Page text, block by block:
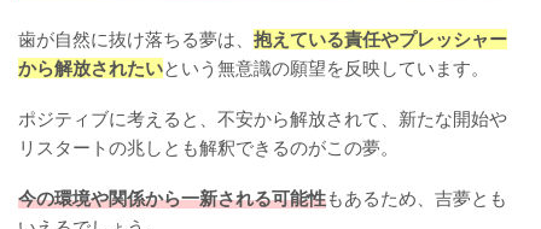
歯が自然に抜け落ちる夢は、 抱えている責任やプレッシャー
から解放されたいという無意識の願望を反映しています。
ポジティブに考えると、不安から解放されて、新たな開始や
リスタートの兆しとも解釈できるのがこの夢。
今の環境や関係から一新される可能性もあるため、吉夢とも